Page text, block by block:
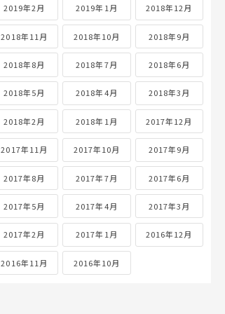
2019年2月 2019年1月 2018年12月
2018年11月 2018年10月 2018年9月
2018年8月 2018年7月 2018年6月
2018年5月 2018年4月 2018年3月
2018年2月 2018年1月 2017年12月
2017年11月 2017年10月 2017年9月
2017年8月 2017年7月 2017年6月
2017年5月 2017年4月 2017年3月
2017年2月 2017年1月 2016年12月
2016年11月 2016年10月